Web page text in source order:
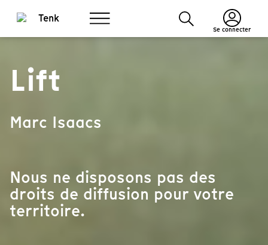
Se connecter
Lift
Marc Isaacs
Nous ne disposons pas des
droits de diffusion pour votre
territoire.